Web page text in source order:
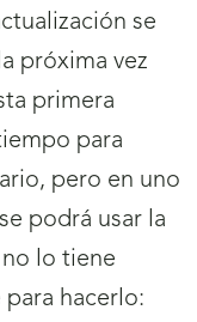
se
próxima vez
primera
para
pero en uno
podrá usar la
no lo tiene
hacerlo: